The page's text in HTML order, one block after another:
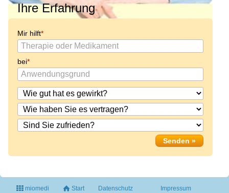
Ihre Erfahrung
Mir hilft
bei
miomedi Start Datenschutz Impressum